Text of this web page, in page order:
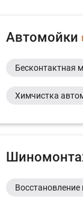
Автомойки
Бесконтактная
Химчистка
Восстановление